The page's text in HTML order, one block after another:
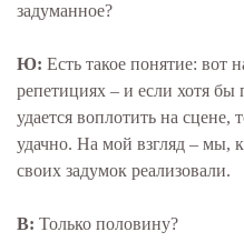
задуманное?
Ю: Есть такое понятие: вот
репетициях – и если хотя бы
удается воплотить на сцене,
удачно. На мой взгляд – мы,
своих задумок реализовали.
В: Только половину?